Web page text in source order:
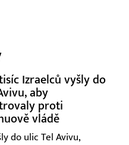
Izraelců vyšly do
aby
proti
vládě
do ulic Tel Avivu,